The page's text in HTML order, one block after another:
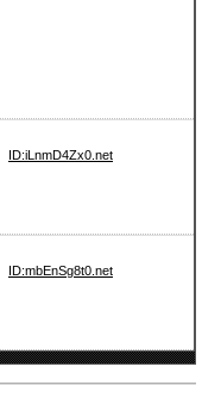
ID:iLnmD4Zx0.net
ID:mbEnSg8t0.net